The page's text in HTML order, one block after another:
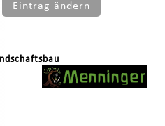
Eintrag ändern